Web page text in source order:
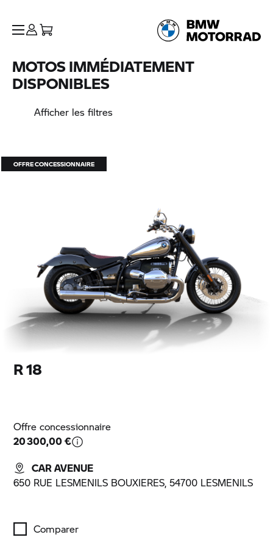
MOTOS IMMÉDIATEMENT
DISPONIBLES
Afficher les filtres
OFFRE CONCESSIONNAIRE
R 18
Offre concessionnaire
20 300,00 €
CAR AVENUE
650 RUE LESMENILS BOUXIERES, 54700 LESMENILS
Comparer